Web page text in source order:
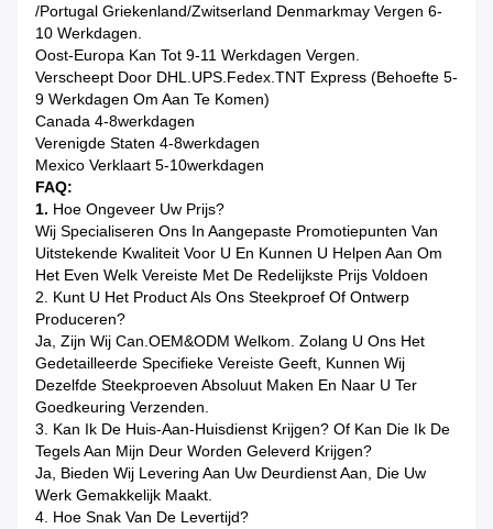
/Portugal Griekenland/Zwitserland Denmarkmay Vergen 6-
10 Werkdagen.
Oost-Europa Kan Tot 9-11 Werkdagen Vergen.
Verscheept Door DHL.UPS.Fedex.TNT Express (Behoefte 5-
9 Werkdagen Om Aan Te Komen)
Canada 4-8werkdagen
Verenigde Staten 4-8werkdagen
Mexico Verklaart 5-10werkdagen
FAQ:
1. Hoe Ongeveer Uw Prijs?
Wij Specialiseren Ons In Aangepaste Promotiepunten Van
Uitstekende Kwaliteit Voor U En Kunnen U Helpen Aan Om
Het Even Welk Vereiste Met De Redelijkste Prijs Voldoen
2. Kunt U Het Product Als Ons Steekproef Of Ontwerp
Produceren?
Ja, Zijn Wij Can.OEM&ODM Welkom. Zolang U Ons Het
Gedetailleerde Specifieke Vereiste Geeft, Kunnen Wij
Dezelfde Steekproeven Absoluut Maken En Naar U Ter
Goedkeuring Verzenden.
3. Kan Ik De Huis-Aan-Huisdienst Krijgen? Of Kan Die Ik De
Tegels Aan Mijn Deur Worden Geleverd Krijgen?
Ja, Bieden Wij Levering Aan Uw Deurdienst Aan, Die Uw
Werk Gemakkelijk Maakt.
4. Hoe Snak Van De Levertijd?